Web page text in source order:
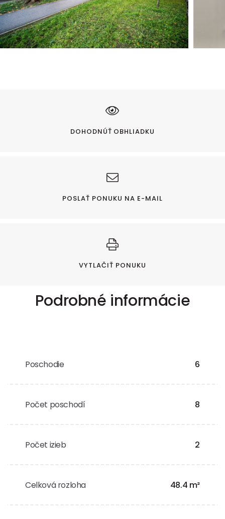
DOHODNÚŤ OBHLIADKU
POSLAŤ PONUKU NA E-MAIL
VYTLAČIŤ PONUKU
Podrobné informácie
Poschodie 6
Počet poschodí 8
Počet izieb 2
Celková rozloha 48.4 m²